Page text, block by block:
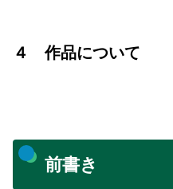
４ 作品について
前書き